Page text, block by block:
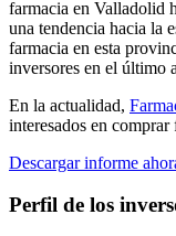
farmacia en Valladolid
una tendencia hacia la
farmacia en esta
inversores en el último
En la actualidad,
interesados en
Descargar informe
Perfil de los